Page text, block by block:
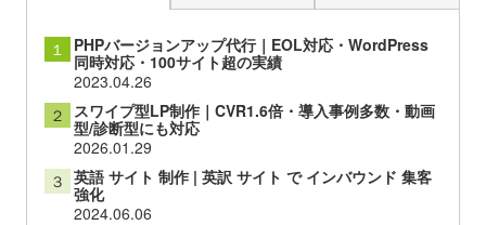
１
PHPバージョンアップ代行｜EOL対応・WordPress
同時対応・100サイト超の実績
2023.04.26
２
スワイプ型LP制作｜CVR1.6倍・導入事例多数・動画
型/診断型にも対応
2026.01.29
３ 英語 サイト 制作 | 英訳 サイト で インバウンド 集客
強化
2024.06.06